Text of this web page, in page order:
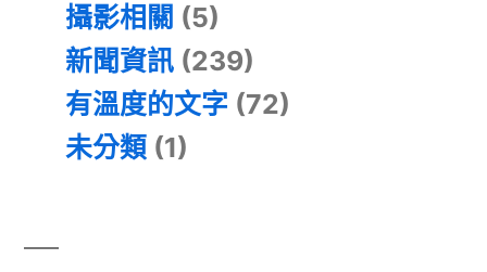
攝影相關 (5)
新聞資訊 (239)
有溫度的文字 (72)
未分類 (1)